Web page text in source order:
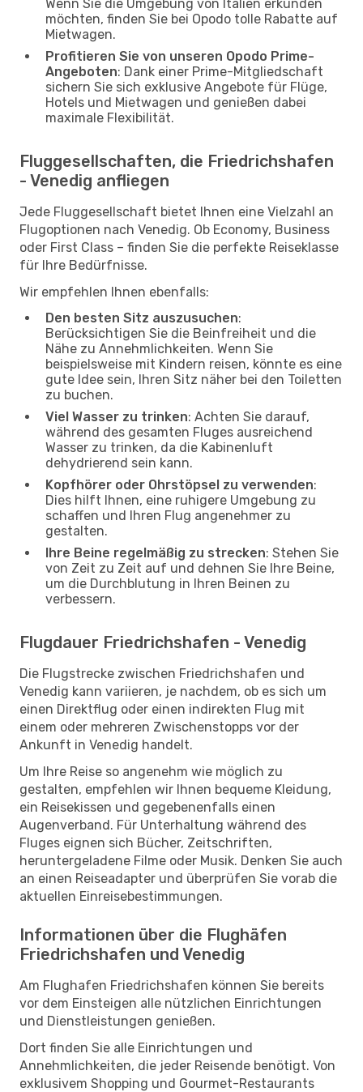
Wenn Sie die Umgebung von Italien erkunden
möchten, finden Sie bei Opodo tolle Rabatte auf
Mietwagen.
Profitieren Sie von unseren Opodo Prime-
Angeboten: Dank einer Prime-Mitgliedschaft
sichern Sie sich exklusive Angebote für Flüge,
Hotels und Mietwagen und genießen dabei
maximale Flexibilität.
Fluggesellschaften, die Friedrichshafen
- Venedig anfliegen
Jede Fluggesellschaft bietet Ihnen eine Vielzahl an
Flugoptionen nach Venedig. Ob Economy, Business
oder First Class – finden Sie die perfekte Reiseklasse
für Ihre Bedürfnisse.
Wir empfehlen Ihnen ebenfalls:
Den besten Sitz auszusuchen:
Berücksichtigen Sie die Beinfreiheit und die
Nähe zu Annehmlichkeiten. Wenn Sie
beispielsweise mit Kindern reisen, könnte es eine
gute Idee sein, Ihren Sitz näher bei den Toiletten
zu buchen.
Viel Wasser zu trinken: Achten Sie darauf,
während des gesamten Fluges ausreichend
Wasser zu trinken, da die Kabinenluft
dehydrierend sein kann.
Kopfhörer oder Ohrstöpsel zu verwenden:
Dies hilft Ihnen, eine ruhigere Umgebung zu
schaffen und Ihren Flug angenehmer zu
gestalten.
Ihre Beine regelmäßig zu strecken: Stehen Sie
von Zeit zu Zeit auf und dehnen Sie Ihre Beine,
um die Durchblutung in Ihren Beinen zu
verbessern.
Flugdauer Friedrichshafen - Venedig
Die Flugstrecke zwischen Friedrichshafen und
Venedig kann variieren, je nachdem, ob es sich um
einen Direktflug oder einen indirekten Flug mit
einem oder mehreren Zwischenstopps vor der
Ankunft in Venedig handelt.
Um Ihre Reise so angenehm wie möglich zu
gestalten, empfehlen wir Ihnen bequeme Kleidung,
ein Reisekissen und gegebenenfalls einen
Augenverband. Für Unterhaltung während des
Fluges eignen sich Bücher, Zeitschriften,
heruntergeladene Filme oder Musik. Denken Sie auch
an einen Reiseadapter und überprüfen Sie vorab die
aktuellen Einreisebestimmungen.
Informationen über die Flughäfen
Friedrichshafen und Venedig
Am Flughafen Friedrichshafen können Sie bereits
vor dem Einsteigen alle nützlichen Einrichtungen
und Dienstleistungen genießen.
Dort finden Sie alle Einrichtungen und
Annehmlichkeiten, die jeder Reisende benötigt. Von
exklusivem Shopping und Gourmet-Restaurants